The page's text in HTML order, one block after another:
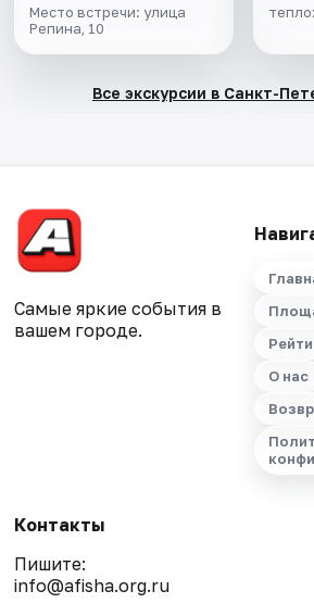
Место встречи: улица
Репина, 10
Все экскурсии в Санкт-
Самые яркие события в
вашем городе.
О нас
Контакты
Пишите:
info@afisha.org.ru